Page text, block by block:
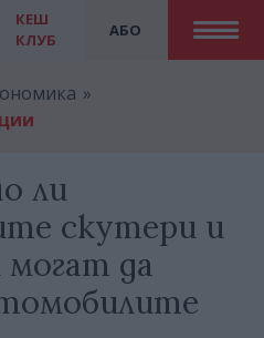
АБО
КЕШ
КЛУБ
ли
скутери и
да